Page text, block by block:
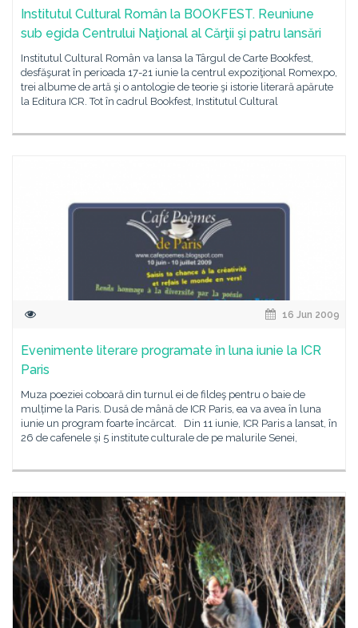
Institutul Cultural Român la BOOKFEST. Reuniune
sub egida Centrului Naţional al Cărţii şi patru lansări
Institutul Cultural Român va lansa la Târgul de Carte Bookfest,
desfăşurat în perioada 17-21 iunie la centrul expoziţional Romexpo,
trei albume de artă şi o antologie de teorie şi istorie literară apărute
la Editura ICR. Tot în cadrul Bookfest, Institutul Cultural
16 Jun 2009
Evenimente literare programate în luna iunie la ICR
Paris
Muza poeziei coboară din turnul ei de fildeş pentru o baie de
mulțime la Paris. Dusă de mână de ICR Paris, ea va avea în luna
iunie un program foarte încărcat. Din 11 iunie, ICR Paris a lansat, în
26 de cafenele și 5 institute culturale de pe malurile Senei,